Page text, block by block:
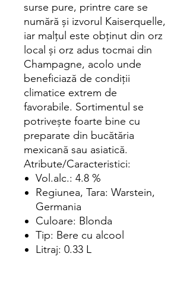
surse pure, printre care se
numără şi izvorul Kaiserquelle,
iar malţul este obţinut din orz
local şi orz adus tocmai din
Champagne, acolo unde
beneficiază de condiţii
climatice extrem de
favorabile. Sortimentul se
potriveşte foarte bine cu
preparate din bucătăria
mexicană sau asiatică.
Atribute/Caracteristici:
Vol.alc.: 4.8 %
Regiunea, Tara: Warstein,
Germania
Culoare: Blonda
Tip: Bere cu alcool
Litraj: 0.33 L